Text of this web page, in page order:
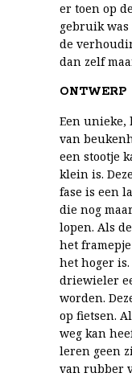
er toen op
gebruik
de
dan zelf
ONTWERP
Een unieke,
van
een stootje
klein is.
fase is een
die nog
lopen. Als
het
het hoger
driewieler
worden.
op fietsen.
weg kan
leren geen
van rubber